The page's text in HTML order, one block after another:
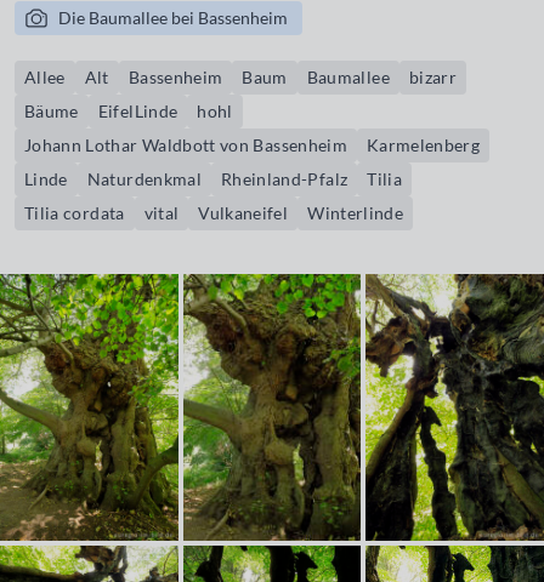
Die Baumallee bei Bassenheim
Allee Alt Bassenheim Baum Baumallee
bizarr
Bäume
EifelLinde
hohl
Johann Lothar Waldbott von Bassenheim
Karmelenberg
Linde
Naturdenkmal Rheinland-Pfalz
Tilia
Tilia cordata
vital Vulkaneifel Winterlinde